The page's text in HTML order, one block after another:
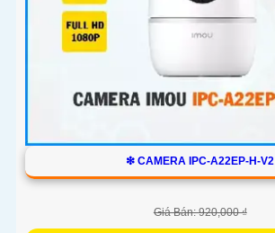
❇ CAMERA IPC-A22EP-H-V2
Giá Bán: 920,000 ₫